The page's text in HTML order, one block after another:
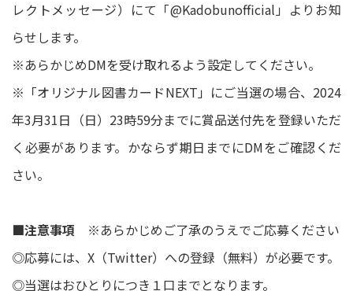
レクトメッセージ）にて「@Kadobunofficial」よりお知
らせします。
※あらかじめDMを受け取れるよう設定してください。
※「オリジナル図書カードNEXT」にご当選の場合、2024
年3月31日（日）23時59分までに賞品送付先を登録いただ
く必要があります。かならず期日までにDMをご確認くだ
さい。
■注意事項 ※あらかじめご了承のうえでご応募ください
◎応募には、X（Twitter）への登録（無料）が必要です。
◎当選はおひとりにつき１口までとなります。